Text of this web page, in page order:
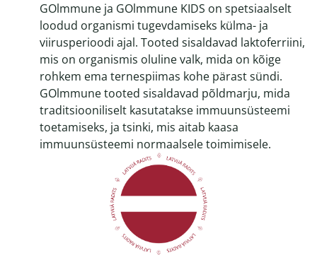
GOlmmune ja GOlmmune KIDS on spetsiaalselt
loodud organismi tugevdamiseks külma- ja
viirusperioodi ajal. Tooted sisaldavad laktoferriini,
mis on organismis oluline valk, mida on kõige
rohkem ema ternespiimas kohe pärast sündi.
GOlmmune tooted sisaldavad põldmarju, mida
traditsiooniliselt kasutatakse immuunsüsteemi
toetamiseks, ja tsinki, mis aitab kaasa
immuunsüsteemi normaalsele toimimisele.